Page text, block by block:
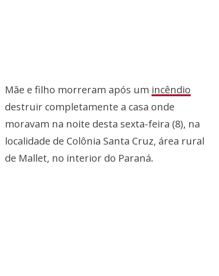
Mãe e filho morreram após um incêndio
destruir completamente a casa onde
moravam na noite desta sexta-feira (8), na
localidade de Colônia Santa Cruz, área rural
de Mallet, no interior do Paraná.